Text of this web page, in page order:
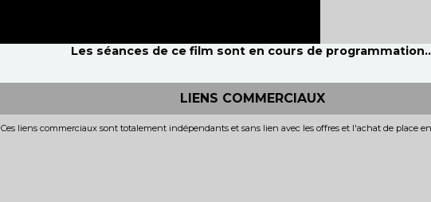
Les séances de ce film sont en cours de
LIENS COMMERCIAUX
Ces liens commerciaux sont totalement indépendants et sans lien avec les offres et l'achat de place